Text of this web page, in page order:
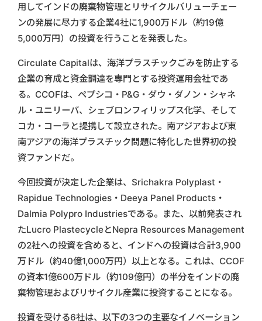
用してインドの廃棄物管理とリサイクルバリューチェー
ンの発展に尽力する企業4社に1,900万ドル（約19億
5,000万円）の投資を行うことを発表した。
Circulate Capitalは、海洋プラスチックごみを防止する
企業の育成と資金調達を専門とする投資運用会社であ
る。CCOFは、ペプシコ・P&G・ダウ・ダノン・シャネ
ル・ユニリーバ、シェブロンフィリップス化学、そして
コカ・コーラと提携して設立された。南アジアおよび東
南アジアの海洋プラスチック問題に特化した世界初の投
資ファンドだ。
今回投資が決定した企業は、Srichakra Polyplast・
Rapidue Technologies・Deeya Panel Products・
Dalmia Polypro Industriesである。また、以前発表され
たLucro PlastecycleとNepra Resources Management
の2社への投資を含めると、インドへの投資は合計3,900
万ドル（約40億1,000万円）以上となる。これは、CCOF
の資本1億600万ドル（約109億円）の半分をインドの廃
棄物管理およびリサイクル産業に投資することになる。
投資を受ける6社は、以下の3つの主要なイノベーション